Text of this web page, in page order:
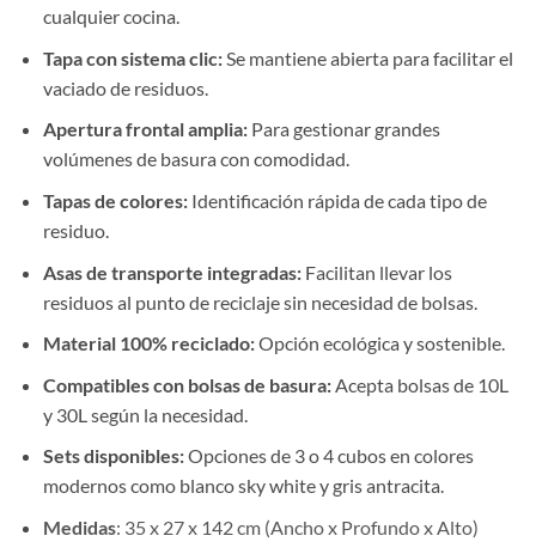
cualquier cocina.
Tapa con sistema clic:Se mantiene abierta para facilitar el
vaciado de residuos.
Apertura frontal amplia:Para gestionar grandes
volúmenes de basura con comodidad.
Tapas de colores:Identificación rápida de cada tipo de
residuo.
Asas de transporte integradas:Facilitan llevar los
residuos al punto de reciclaje sin necesidad de bolsas.
Material 100% reciclado:Opción ecológica y sostenible.
Compatibles con bolsas de basura:Acepta bolsas de 10L
y 30L según la necesidad.
Sets disponibles:Opciones de 3 o 4 cubos en colores
modernos como blanco sky white y gris antracita.
Medidas: 35 x 27 x 142 cm (Ancho x Profundo x Alto)